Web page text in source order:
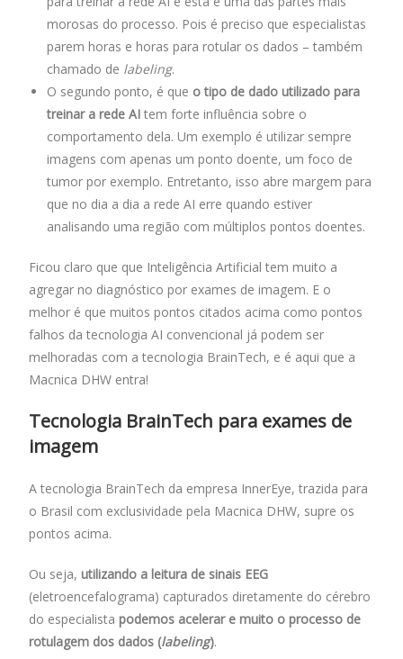
morosas do processo. Pois é preciso que especialistas
parem horas e horas para rotular os dados – também
chamado de labeling.
O segundo ponto, é que o tipo de dado utilizado para
treinar a rede AI tem forte influência sobre o
comportamento dela. Um exemplo é utilizar sempre
imagens com apenas um ponto doente, um foco de
tumor por exemplo. Entretanto, isso abre margem para
que no dia a dia a rede AI erre quando estiver
analisando uma região com múltiplos pontos doentes.
Ficou claro que que Inteligência Artificial tem muito a
agregar no diagnóstico por exames de imagem. E o
melhor é que muitos pontos citados acima como pontos
falhos da tecnologia AI convencional já podem ser
melhoradas com a tecnologia BrainTech, e é aqui que a
Macnica DHW entra!
Tecnologia BrainTech para exames de
imagem
A tecnologia BrainTech da empresa InnerEye, trazida para
o Brasil com exclusividade pela Macnica DHW, supre os
pontos acima.
Ou seja, utilizando a leitura de sinais EEG
(eletroencefalograma) capturados diretamente do cérebro
do especialista podemos acelerar e muito o processo de
rotulagem dos dados (labeling).